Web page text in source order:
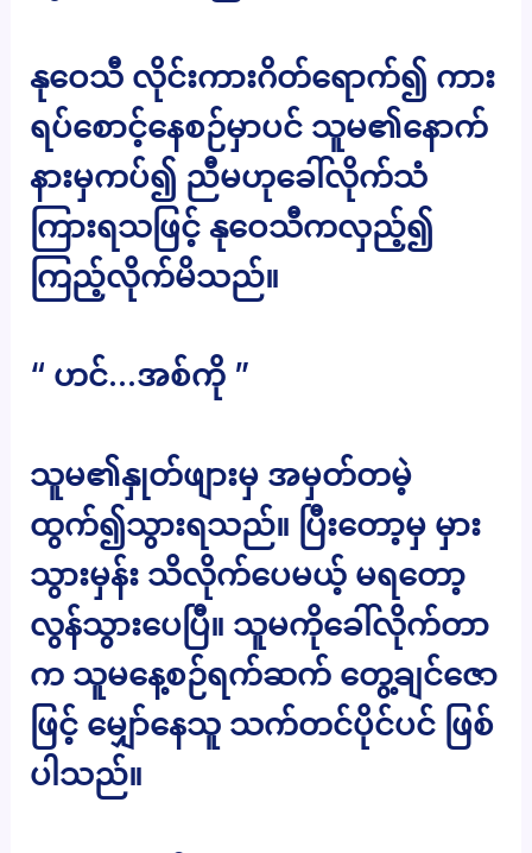
နုဝေသီ လိုင်းကားဂိတ်ရောက်၍ ကား
ရပ်စောင့်နေစဉ်မှာပင် သူမ၏နောက်
နားမှကပ်၍ ညီမဟုခေါ်လိုက်သံ
ကြားရသဖြင့် နုဝေသီကလှည့်၍
ကြည့်လိုက်မိသည်။
“ ဟင်…အစ်ကို ”
သူမ၏နှုတ်ဖျားမှ အမှတ်တမဲ့
ထွက်၍သွားရသည်။ ပြီးတော့မှ မှား
သွားမှန်း သိလိုက်ပေမယ့် မရတော့
လွန်သွားပေပြီ။ သူမကိုခေါ်လိုက်တာ
က သူမနေ့စဉ်ရက်ဆက် တွေ့ချင်ဇော
ဖြင့် မျှော်နေသူ သက်တင်ပိုင်ပင် ဖြစ်
ပါသည်။